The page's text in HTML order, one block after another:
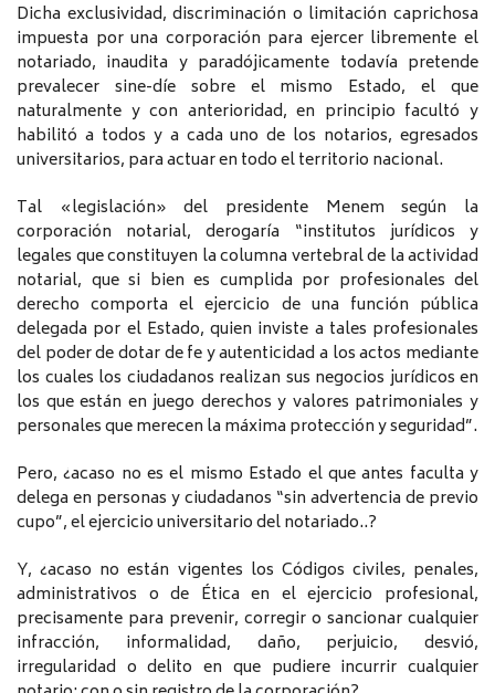
Dicha exclusividad, discriminación o limitación caprichosa
impuesta por una corporación para ejercer libremente el
notariado, inaudita y paradójicamente todavía pretende
prevalecer sine-díe sobre el mismo Estado, el que
naturalmente y con anterioridad, en principio facultó y
habilitó a todos y a cada uno de los notarios, egresados
universitarios, para actuar en todo el territorio nacional.
Tal «legislación» del presidente Menem según la
corporación notarial, derogaría “institutos jurídicos y
legales que constituyen la columna vertebral de la actividad
notarial, que si bien es cumplida por profesionales del
derecho comporta el ejercicio de una función pública
delegada por el Estado, quien inviste a tales profesionales
del poder de dotar de fe y autenticidad a los actos mediante
los cuales los ciudadanos realizan sus negocios jurídicos en
los que están en juego derechos y valores patrimoniales y
personales que merecen la máxima protección y seguridad”.
Pero, ¿acaso no es el mismo Estado el que antes faculta y
delega en personas y ciudadanos “sin advertencia de previo
cupo”, el ejercicio universitario del notariado..?
Y, ¿acaso no están vigentes los Códigos civiles, penales,
administrativos o de Ética en el ejercicio profesional,
precisamente para prevenir, corregir o sancionar cualquier
infracción, informalidad, daño, perjuicio, desvió,
irregularidad o delito en que pudiere incurrir cualquier